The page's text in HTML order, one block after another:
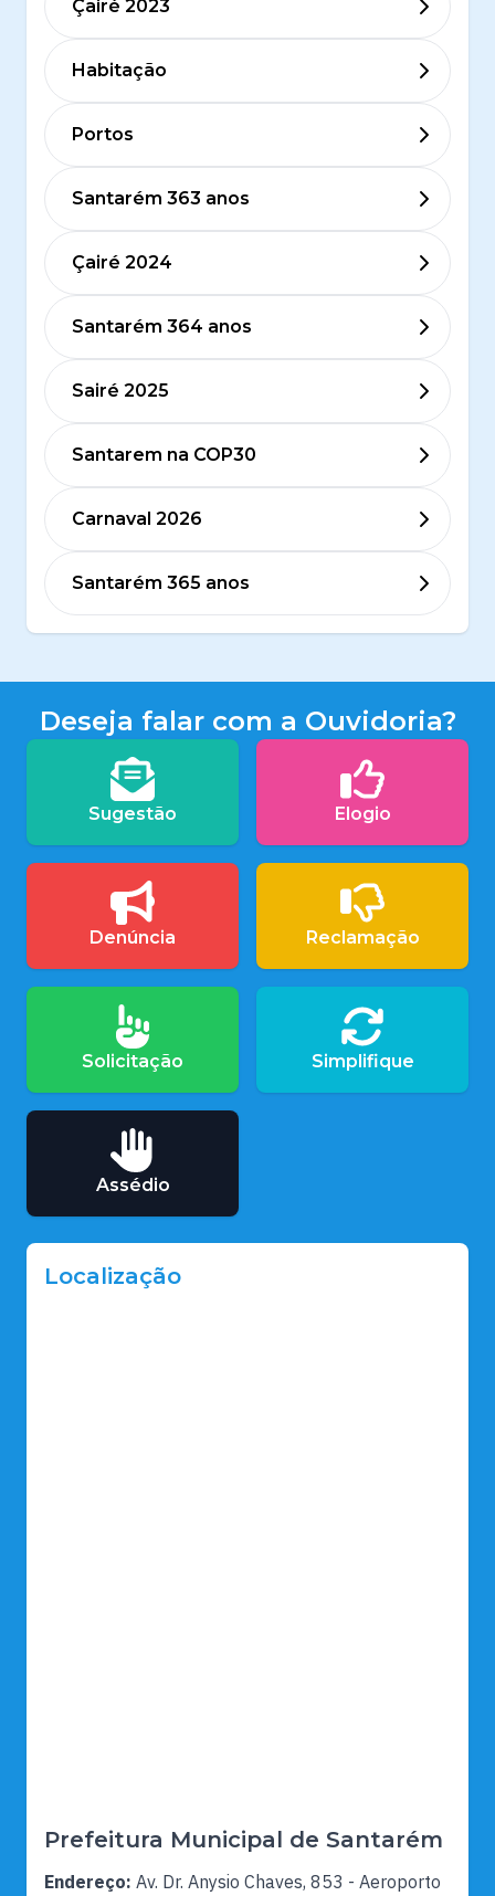
Çairé 2023
Habitação
Portos
Santarém 363 anos
Çairé 2024
Santarém 364 anos
Sairé 2025
Santarem na COP30
Carnaval 2026
Santarém 365 anos
Deseja falar com a Ouvidoria?
Sugestão Elogio
Denúncia Reclamação
Solicitação Simplifique
Assédio
Localização
Prefeitura Municipal de Santarém
Endereço: Av. Dr. Anysio Chaves, 853 - Aeroporto